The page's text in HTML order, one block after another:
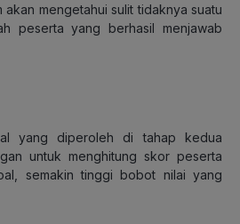
akan mengetahui sulit tidaknya suatu
peserta yang berhasil menjawab
yang diperoleh di tahap kedua
untuk menghitung skor peserta
semakin tinggi bobot nilai yang